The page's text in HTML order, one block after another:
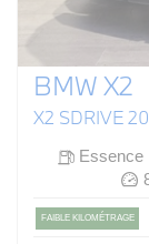
BMW X2
X2 SDRIVE
Essence
FAIBLE KILOMÉTRAGE